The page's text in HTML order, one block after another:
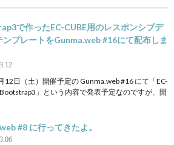
で作ったEC-CUBE用のレスポンシブデ
ンプレートをGunma.web #16にて配布しま
12日（土）開催予定の Gunma.web #16 にて「EC-
」という内容で発表予定なのですが、開
#8 に行ってきたよ。